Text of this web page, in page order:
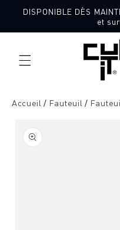
directement
DISPONIBLE DÈS
et
Accueil Fauteuil
sur le
produit